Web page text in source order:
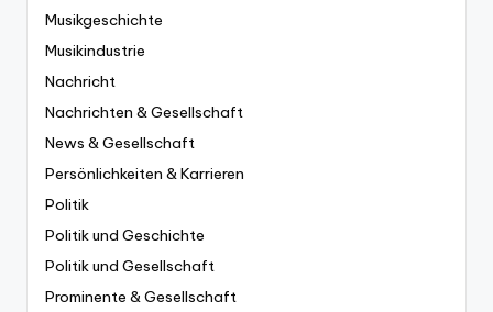
Musikgeschichte
Musikindustrie
Nachricht
Nachrichten & Gesellschaft
News & Gesellschaft
Persönlichkeiten & Karrieren
Politik
Politik und Geschichte
Politik und Gesellschaft
Prominente & Gesellschaft